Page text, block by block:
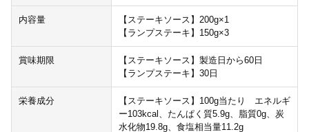
内容量
【ステーキソース】200g×1
【ランプステーキ】150g×3
賞味期限
【ステーキソース】製造日から60日
【ランプステーキ】30日
栄養成分
【ステーキソース】100g当たり エネルギ
ー103kcal、たんぱく質5.9g、脂質0g、炭
水化物19.8g、食塩相当量11.2g